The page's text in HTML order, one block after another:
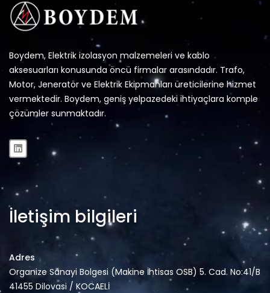
Boydem, Elektrik izolasyon malzemeleri ve kablo
aksesuarları konusunda öncü firmalar arasındadır. Trafo,
Motor, Jeneratör ve Elektrik Ekipmanları üreticilerine hizmet
vermektedir. Boydem, geniş yelpazedeki ihtiyaçlara komple
çözümler sunmaktadır.
İletişim bilgileri
Adres
Organize Sanayi Bolgesi (Makine İhtisas OSB) 5. Cad. No:41/B
41455 Dilovasi / KOCAELİ